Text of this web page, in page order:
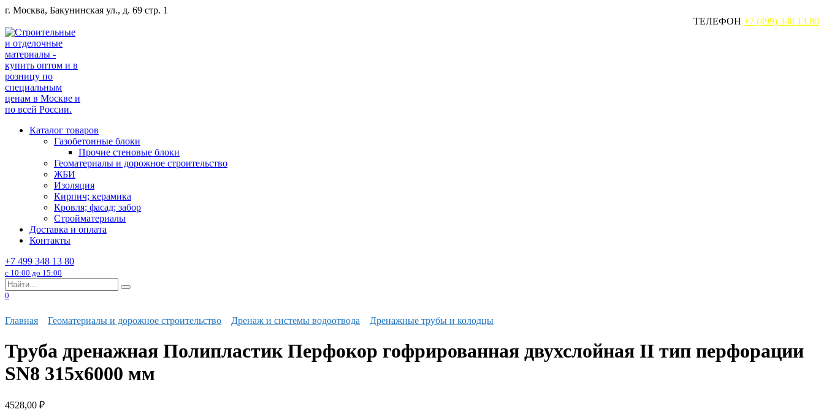
Перейти
содержанию
г. Москва, Бакунинская ул., д. 69 стр. 1
ТЕЛЕФОН +7 (499) 348 13 80
Каталог товаров
Газобетонные блоки
Прочие стеновые блоки
Геоматериалы и дорожное строительство
ЖБИ
Изоляция
Кирпич; керамика
Кровля; фасад; забор
Стройматериалы
Доставка и оплата
Контакты
+7 499 348 13 80
с 10:00 до 15:00
Search
for:
0
Главная Геоматериалы и дорожное строительство Дренаж и системы водоотвода Дренажные трубы и колодцы
Труба дренажная Полипластик Перфокор гофрированная двухслойная II тип перфорации
SN8 315х6000 мм
4528,00 ₽